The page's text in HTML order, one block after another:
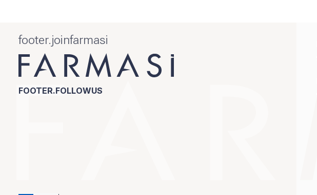
footer.joinfarmasi
FOOTER.FOLLOWUS